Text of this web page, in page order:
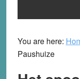
You are here:
Paushuize